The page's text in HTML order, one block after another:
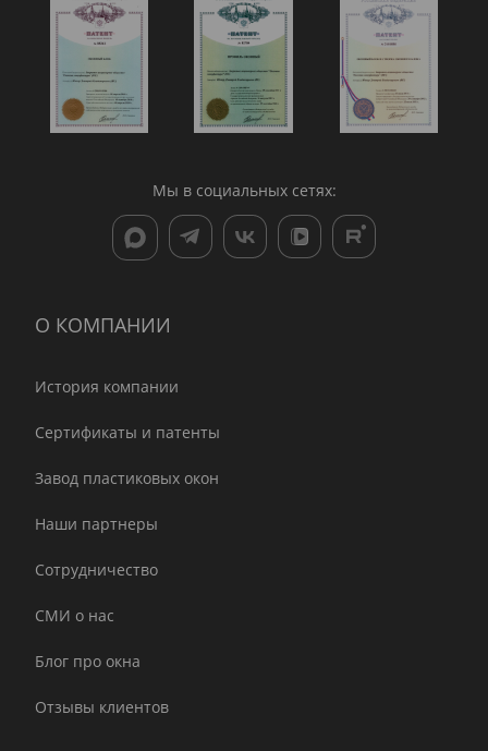
Мы в социальных сетях:
О КОМПАНИИ
История компании
Сертификаты и патенты
Завод пластиковых окон
Наши партнеры
Сотрудничество
СМИ о нас
Блог про окна
Отзывы клиентов